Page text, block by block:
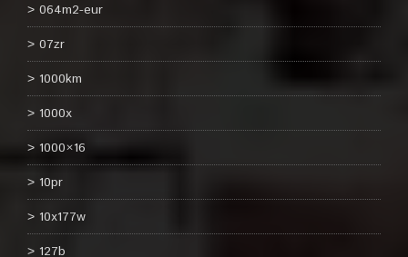
064m2-eur
07zr
1000km
1000x
1000×16
10pr
10x177w
127b